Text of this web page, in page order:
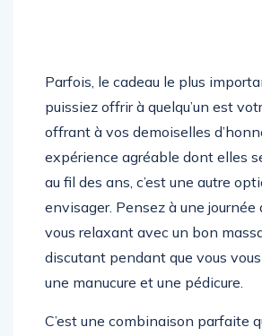
Parfois, le cadeau le plus
puissiez offrir à quelqu’un est
offrant à vos demoiselles
expérience agréable dont elles
au fil des ans, c’est une autre
envisager. Pensez à une journée
vous relaxant avec un bon
discutant pendant que vous
une manucure et une pédicure.
C’est une combinaison parfaite